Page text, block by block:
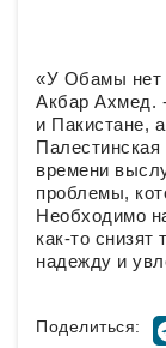
«У Обамы нет
Акбар Ахмед.
и Пакистане,
Палестинская
времени
проблемы,
Необходимо
как-то
надежду и
Поделиться: